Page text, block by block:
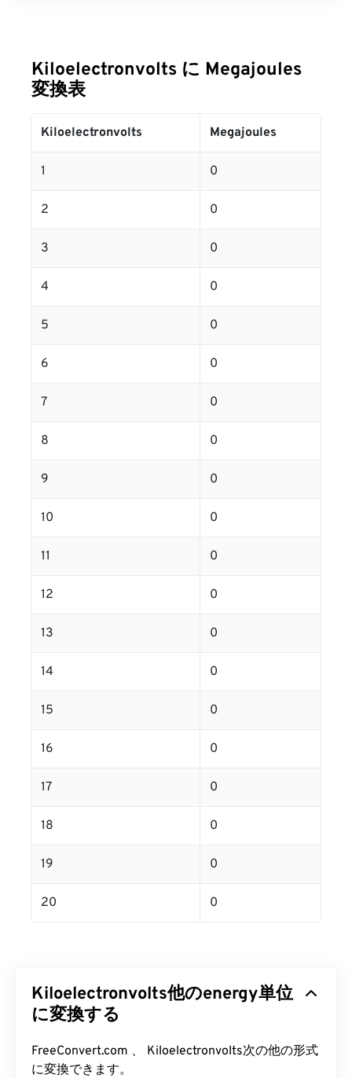
Kiloelectronvolts に Megajoules
変換表
Kiloelectronvolts Megajoules
1 0
2 0
3 0
4 0
5 0
6 0
7 0
8 0
9 0
10 0
11 0
12 0
13 0
14 0
15 0
16 0
17 0
18 0
19 0
20 0
Kiloelectronvolts他のenergy単位
に変換する
FreeConvert.com 、 Kiloelectronvolts次の他の形式
に変換できます。